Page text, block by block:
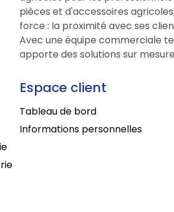
pièces et d'accessoires
force : la proximité avec ses
Avec une équipe commerciale
apporte des solutions sur
Espace client
Tableau de bord
Informations personnelles